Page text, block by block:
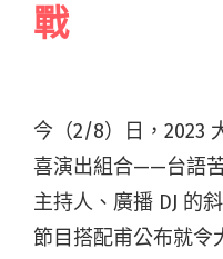
戰
今（2/8）日，2023
喜演出組合——台語
主持人、廣播 DJ 的
節目搭配甫公布就令